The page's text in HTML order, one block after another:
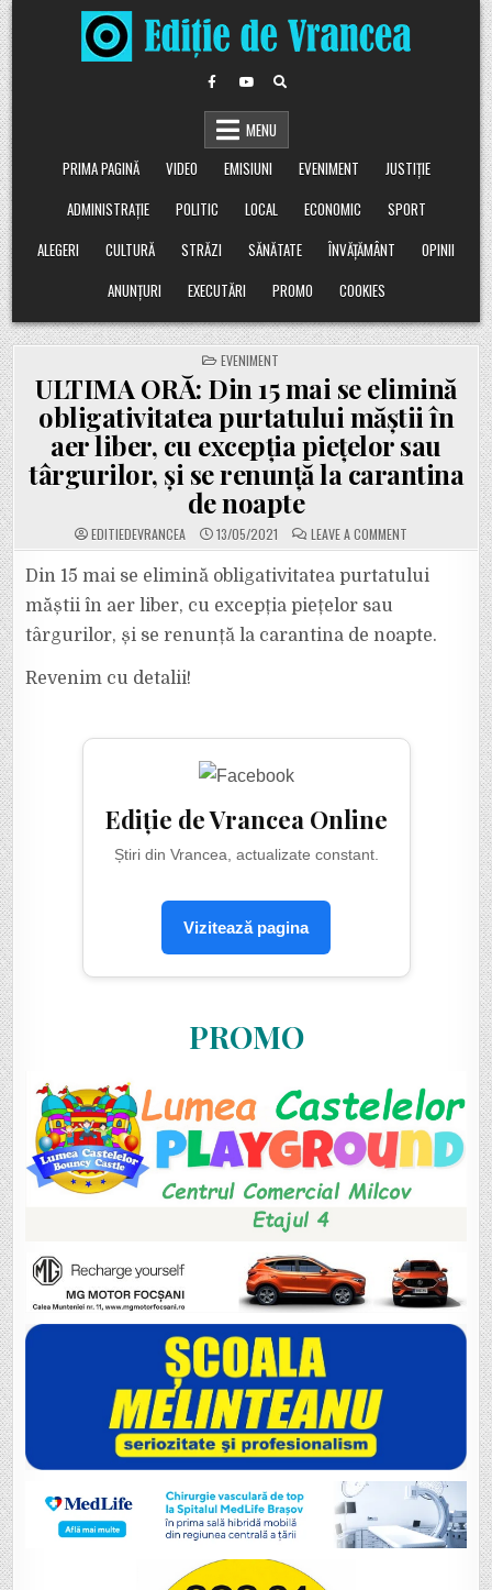
Skip
to
content
MENU
PRIMA PAGINĂ
VIDEO EMISIUNI EVENIMENT
JUSTIȚIE
ADMINISTRAȚIE
POLITIC LOCAL ECONOMIC
SPORT
ALEGERI
CULTURĂ STRĂZI SĂNĂTATE ÎNVĂȚĂMÂNT
OPINII
ANUNȚURI
EXECUTĂRI PROMO COOKIES
POSTED
IN
EVENIMENT
ULTIMA ORĂ: Din 15 mai se elimină
obligativitatea purtatului măștii în
aer liber, cu excepția piețelor sau
târgurilor, și se renunță la carantina
de noapte
EDITIEDEVRANCEA 13/05/2021 LEAVE A COMMENTON
ULTIMA
DIN
15
ELIMINĂ
PIEȚELOR
Din 15 mai se elimină obligativitatea purtatului
măștii în aer liber, cu excepția piețelor sau
târgurilor, și se renunță la carantina de noapte.
Revenim cu detalii!
Ediție de Vrancea Online
Știri din Vrancea, actualizate constant.
Vizitează pagina
PROMO